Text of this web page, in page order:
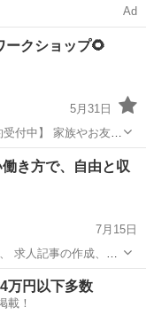
Ad
ークショップ🌻
5月31日
族やお友
し花ワークショップ
お花で制作できま
ン
き方で、自由と収
7月15日
。 ・未経験の
酬アップが見込めま
ペース
万円以下多数
載！